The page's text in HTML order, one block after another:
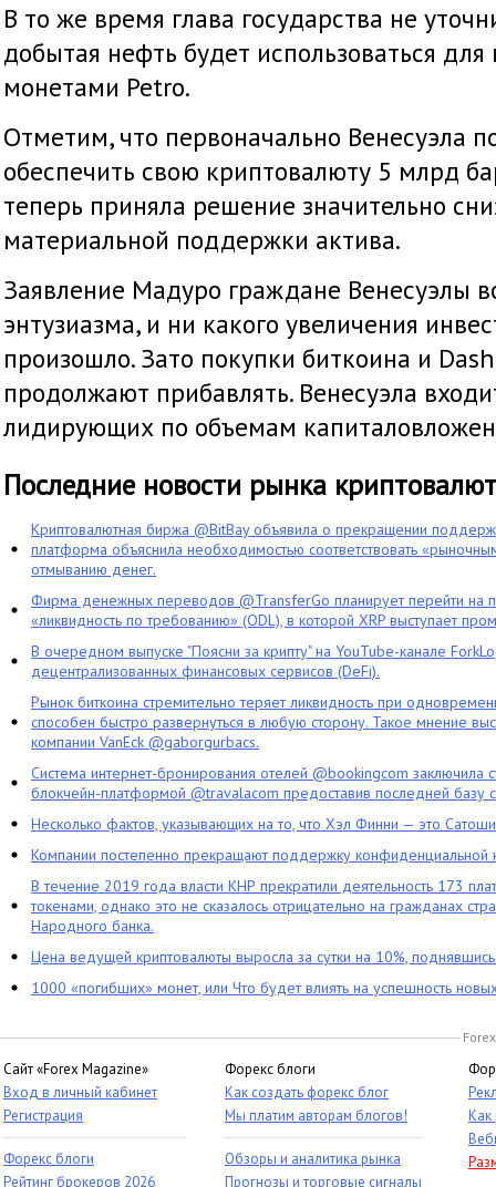
В то же время глава государства не
добытая нефть будет использоваться
монетами Petro.
Отметим, что первоначально Венесуэла
обеспечить свою криптовалюту 5 млрд
теперь приняла решение значительно
материальной поддержки актива.
Заявление Мадуро граждане Венесуэлы
энтузиазма, и ни какого увеличения
произошло. Зато покупки биткоина и
продолжают прибавлять. Венесуэла
лидирующих по объемам
Последние новости рынка криптовалют
Криптовалютная биржа @BitBay объявила о прекращении
платформа объяснила необходимостью соответствовать
отмыванию денег.
Фирма денежных переводов @TransferGo планирует перейти на
«ликвидность по требованию» (ODL), в которой XRP выступает
В очередном выпуске "Поясни за крипту" на YouTube-канале
децентрализованных финансовых сервисов (DeFi).
Рынок биткоина стремительно теряет ликвидность при
способен быстро развернуться в любую сторону. Такое мнение
компании VanEck @gaborgurbacs.
Система интернет-бронирования отелей @bookingcom заключила
блокчейн-платформой @travalacom предоставив последней базу
Несколько фактов, указывающих на то, что Хэл Финни — это
Компании постепенно прекращают поддержку конфиденциальной
В течение 2019 года власти КНР прекратили деятельность 173
токенами, однако это не сказалось отрицательно на гражданах
Народного банка.
Цена ведущей криптовалюты выросла за сутки на 10%,
1000 «погибших» монет, или Что будет влиять на успешность
Сайт «Forex Magazine»
Вход в личный кабинет
Регистрация
Форекс блоги
Рейтинг брокеров 2026
Форекс блоги
Как создать форекс блог
Мы платим авторам блогов!
Обзоры и аналитика рынка
Прогнозы и торговые сигналы
Как